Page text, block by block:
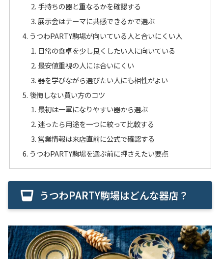
手持ちの器と重なるかを確認する
展示会はテーマに共感できるかで選ぶ
うつわPARTY駒場が向いている人と合いにくい人
日常の食卓を少し良くしたい人に向いている
最安値重視の人には合いにくい
器を学びながら選びたい人にも相性がよい
後悔しない買い方のコツ
最初は一軍になりやすい器から選ぶ
迷ったら用途を一つに絞って比較する
営業情報は来店直前に公式で確認する
うつわPARTY駒場を選ぶ前に押さえたい要点
うつわPARTY駒場はどんな器店？